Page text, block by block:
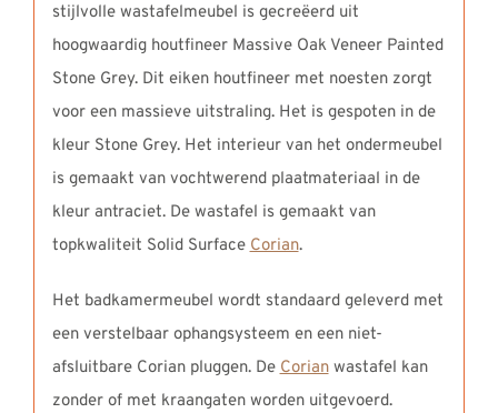
stijlvolle wastafelmeubel is gecreëerd uit
hoogwaardig houtfineer Massive Oak Veneer Painted
Stone Grey. Dit eiken houtfineer met noesten zorgt
voor een massieve uitstraling. Het is gespoten in de
kleur Stone Grey. Het interieur van het ondermeubel
is gemaakt van vochtwerend plaatmateriaal in de
kleur antraciet. De wastafel is gemaakt van
topkwaliteit Solid Surface Corian.
Het badkamermeubel wordt standaard geleverd met
een verstelbaar ophangsysteem en een niet-
afsluitbare Corian pluggen. De Corianwastafel kan
zonder of met kraangaten worden uitgevoerd.